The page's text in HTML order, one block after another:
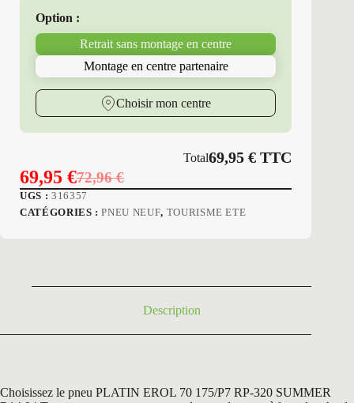
175/70R14
SUMMER
Option :
Retrait sans montage en centre
Montage en centre partenaire
Choisir mon centre
Total69,95€ TTC
72,96€
Le
prix
69,95 €Le
prix
UGS : 316357
CATÉGORIES :PNEU NEUF, TOURISME ETE
Description
Choisissez le pneu PLATIN EROL 70 175/P7 RP-320 SUMMER